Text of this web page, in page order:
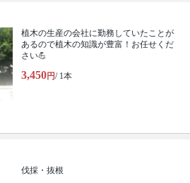
植木の生産の会社に勤務していたことが
あるので植木の知識が豊富！お任せくだ
さい💪
3,450円/ 1本
伐採・抜根